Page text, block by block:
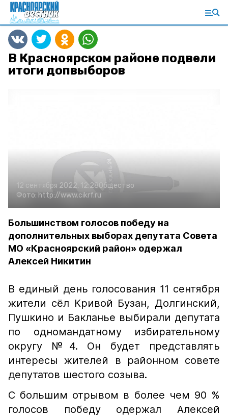
В Красноярском районе подвели
итоги допвыборов
12 сентября 2022, 12:28Общество
Фото:http://www.cikrf.ru
Большинством голосов победу на
дополнительных выборах депутата Совета
МО «Красноярский район» одержал
Алексей Никитин
В единый день голосования 11 сентября
жители сёл Кривой Бузан, Долгинский,
Пушкино и Бакланье выбирали депутата
по одномандатному избирательному
округу №4. Он будет представлять
интересы жителей в районном совете
депутатов шестого созыва.
С большим отрывом в более чем 90 %
голосов победу одержал Алексей